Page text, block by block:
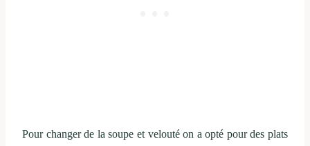
Pour changer de la soupe et velouté on a opté pour des plats